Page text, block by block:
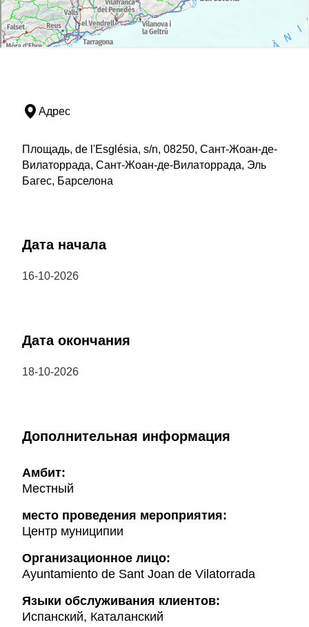
Адрес
Площадь, de l'Església, s/n, 08250, Сант-Жоан-де-
Вилаторрада, Сант-Жоан-де-Вилаторрада, Эль
Багес, Барселона
Дата начала
16-10-2026
Дата окончания
18-10-2026
Дополнительная информация
Амбит:
Местный
место проведения мероприятия:
Центр муниципии
Организационное лицо:
Ayuntamiento de Sant Joan de Vilatorrada
Языки обслуживания клиентов:
Испанский, Каталанский